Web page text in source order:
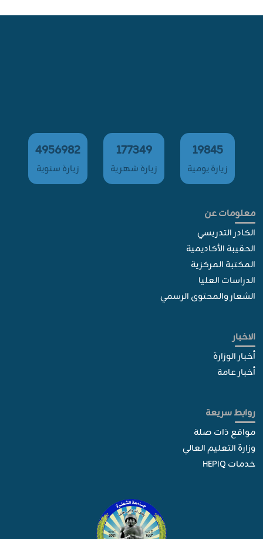
19845
زيارة يومية
177349
زيارة شهرية
4956982
زيارة سنوية
معلومات عن
الكادر التدريسي
الحقيبة الأكاديمية
المكتبة المركزية
الدراسات العليا
الشعار والمحتوى الرسمي
الاخبار
أخبار الوزارة
أخبار عامة
روابط سريعة
مواقع ذات صلة
وزارة التعليم العالي
خدمات HEPIQ